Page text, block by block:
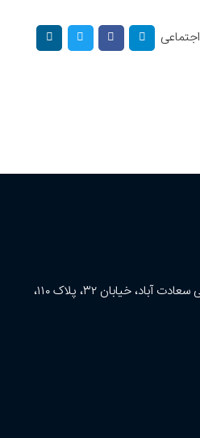
تهران، سعادت آباد، خیابان اصلی سعادت آباد، خیابان ۳۲، پلاک ۱۱۰،